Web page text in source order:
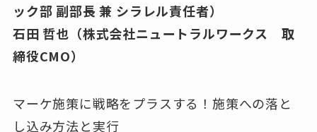
ック部 副部長 兼 シラレル責任者）
石田 哲也（株式会社ニュートラルワークス 取
締役CMO）
マーケ施策に戦略をプラスする！施策への落と
し込み方法と実行